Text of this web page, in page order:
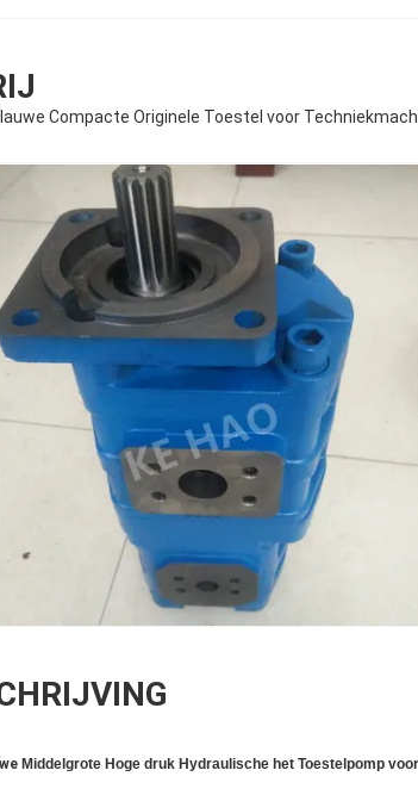
Compacte Originele Toestel voor
Middelgrote Hoge druk Hydraulische het Toestelpomp voor